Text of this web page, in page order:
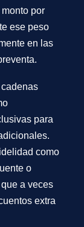
por
ese peso
en las
para
como
o
a veces
extra